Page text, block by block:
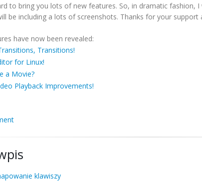
to bring you lots of new features. So, in dramatic fashion,
be including a lots of screenshots. Thanks for your support
have now been revealed:
Transitions!
for Linux!
a Movie?
Playback Improvements!
klawiszy